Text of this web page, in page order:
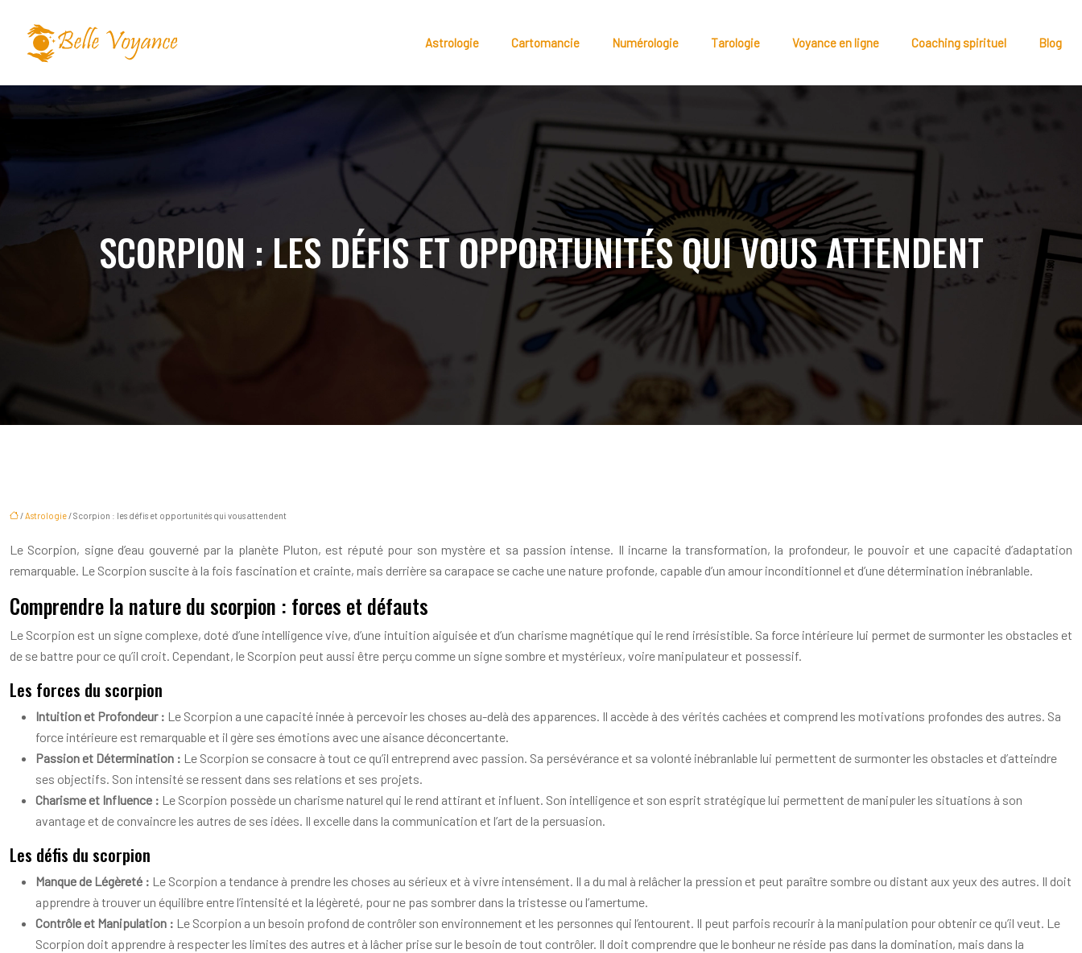
Astrologie Cartomancie Numérologie Tarologie Voyance en ligne Coaching spirituel Blog
SCORPION : LES DÉFIS ET OPPORTUNITÉS QUI VOUS ATTENDENT
/Astrologie/ Scorpion : les défis et opportunités qui vous attendent
Le Scorpion, signe d’eau gouverné par la planète Pluton, est réputé pour son mystère et sa passion intense. Il incarne la transformation, la profondeur, le pouvoir et une capacité d’adaptation
remarquable. Le Scorpion suscite à la fois fascination et crainte, mais derrière sa carapace se cache une nature profonde, capable d’un amour inconditionnel et d’une détermination inébranlable.
Comprendre la nature du scorpion : forces et défauts
Le Scorpion est un signe complexe, doté d’une intelligence vive, d’une intuition aiguisée et d’un charisme magnétique qui le rend irrésistible. Sa force intérieure lui permet de surmonter les obstacles et
de se battre pour ce qu’il croit. Cependant, le Scorpion peut aussi être perçu comme un signe sombre et mystérieux, voire manipulateur et possessif.
Les forces du scorpion
Intuition et Profondeur : Le Scorpion a une capacité innée à percevoir les choses au-delà des apparences. Il accède à des vérités cachées et comprend les motivations profondes des autres. Sa
force intérieure est remarquable et il gère ses émotions avec une aisance déconcertante.
Passion et Détermination : Le Scorpion se consacre à tout ce qu’il entreprend avec passion. Sa persévérance et sa volonté inébranlable lui permettent de surmonter les obstacles et d’atteindre
ses objectifs. Son intensité se ressent dans ses relations et ses projets.
Charisme et Influence : Le Scorpion possède un charisme naturel qui le rend attirant et influent. Son intelligence et son esprit stratégique lui permettent de manipuler les situations à son
avantage et de convaincre les autres de ses idées. Il excelle dans la communication et l’art de la persuasion.
Les défis du scorpion
Manque de Légèreté : Le Scorpion a tendance à prendre les choses au sérieux et à vivre intensément. Il a du mal à relâcher la pression et peut paraître sombre ou distant aux yeux des autres. Il doit
apprendre à trouver un équilibre entre l’intensité et la légèreté, pour ne pas sombrer dans la tristesse ou l’amertume.
Contrôle et Manipulation : Le Scorpion a un besoin profond de contrôler son environnement et les personnes qui l’entourent. Il peut parfois recourir à la manipulation pour obtenir ce qu’il veut. Le
Scorpion doit apprendre à respecter les limites des autres et à lâcher prise sur le besoin de tout contrôler. Il doit comprendre que le bonheur ne réside pas dans la domination, mais dans la